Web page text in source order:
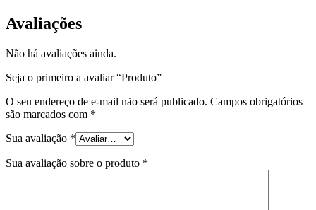
Avaliações
Não há avaliações ainda.
Seja o primeiro a avaliar “Produto”
O seu endereço de e-mail não será publicado. Campos obrigatórios
são marcados com *
Sua avaliação *
Sua avaliação sobre o produto *